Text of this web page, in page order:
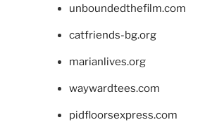
unboundedthefilm.com
catfriends-bg.org
marianlives.org
waywardtees.com
pidfloorsexpress.com